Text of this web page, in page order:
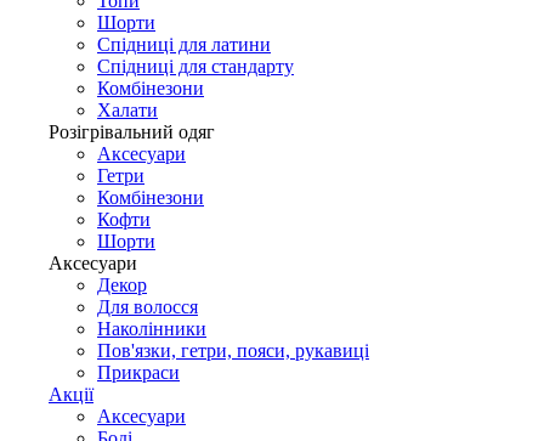
Шорти
Спідниці для латини
Спідниці для стандарту
Комбінезони
Халати
Розігрівальний одяг
Аксесуари
Гетри
Комбінезони
Кофти
Шорти
Аксесуари
Декор
Для волосся
Наколінники
Пов'язки, гетри, пояси, рукавиці
Прикраси
Акції
Аксесуари